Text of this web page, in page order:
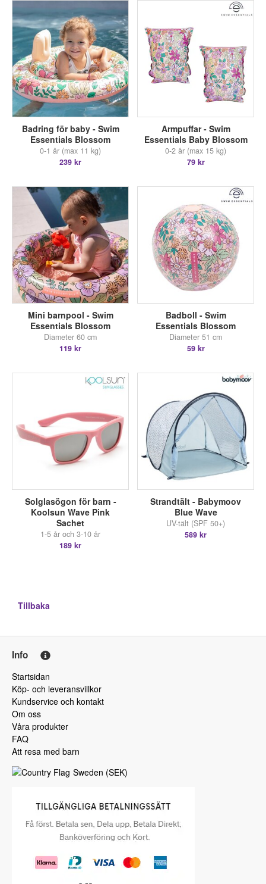
Badring för baby - Swim
Essentials Blossom
0-1 år (max 11 kg)
239 kr
Armpuffar - Swim
Essentials Baby Blossom
0-2 år (max 15 kg)
79 kr
Mini barnpool - Swim
Essentials Blossom
Diameter 60 cm
119 kr
Badboll - Swim
Essentials Blossom
Diameter 51 cm
59 kr
Solglasögon för barn -
Koolsun Wave Pink
Sachet
1-5 år och 3-10 år
189 kr
Strandtält - Babymoov
Blue Wave
UV-tält (SPF 50+)
589 kr
Tillbaka
Info
Startsidan
Köp- och leveransvillkor
Kundservice och kontakt
Om oss
Våra produkter
FAQ
Att resa med barn
Sweden (SEK)